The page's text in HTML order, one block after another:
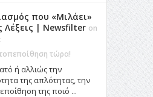
που «Μιλάει»
Λέξεις | Newsfilter on
τώρα!
ή αλλιώς την
της απλότητας, την
της ποιό ...